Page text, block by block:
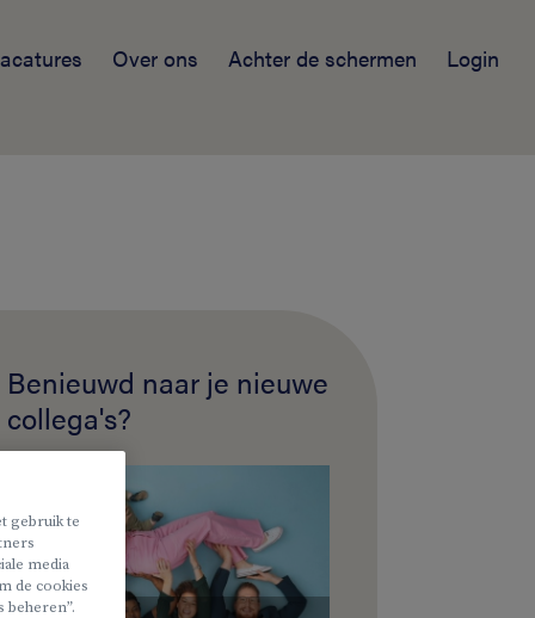
Over ons Achter de schermen Login
Benieuwd naar je nieuwe
collega's?
gebruik te
media
de cookies
beheren”.